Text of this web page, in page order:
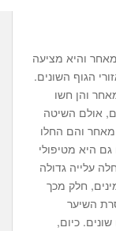
והיא מציעה
הגוף השונים.
והן חשו
אולם השיטה
והם החלו
היא מטיפולי
עלייה גדולה
חלק מכך
השיער
כיום,